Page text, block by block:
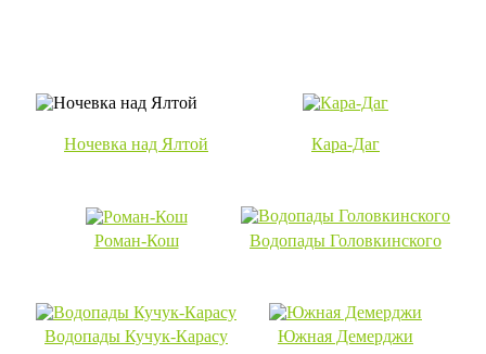
Ночевка над Ялтой Кара-Даг
Роман-Кош Водопады Головкинского
Водопады Кучук-Карасу Южная Демерджи